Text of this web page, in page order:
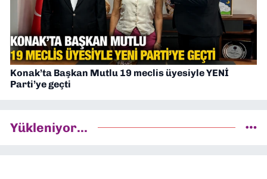
Konak’ta Başkan Mutlu 19 meclis üyesiyle YENİ
Parti’ye geçti
Yükleniyor...